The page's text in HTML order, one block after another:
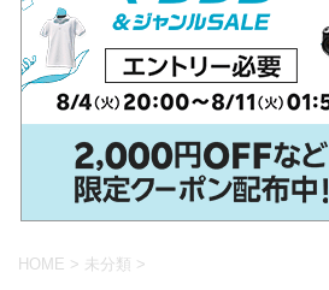
HOME > 未分類 >